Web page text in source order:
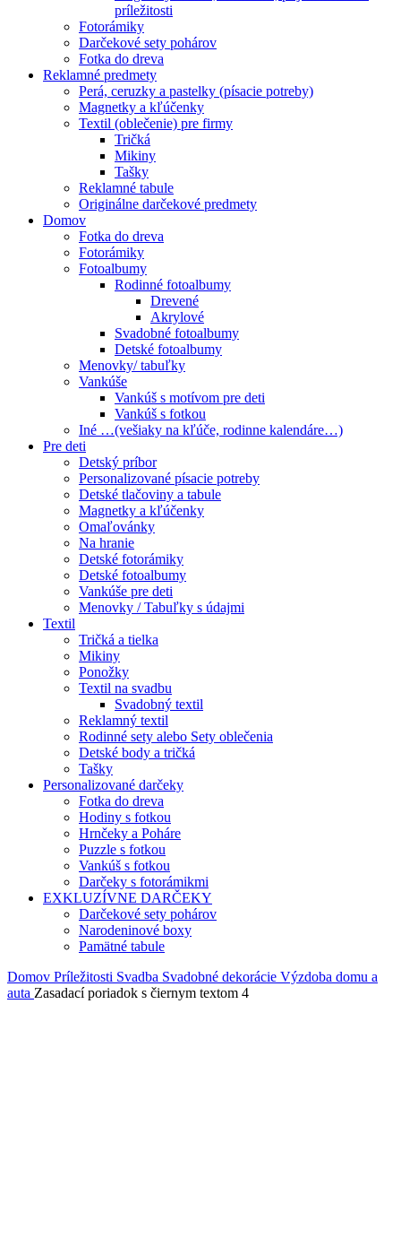
príležitosti
Fotorámiky
Darčekové sety pohárov
Fotka do dreva
Reklamné predmety
Perá, ceruzky a pastelky (písacie potreby)
Magnetky a kľúčenky
Textil (oblečenie) pre firmy
Tričká
Mikiny
Tašky
Reklamné tabule
Originálne darčekové predmety
Domov
Fotka do dreva
Fotorámiky
Fotoalbumy
Rodinné fotoalbumy
Drevené
Akrylové
Svadobné fotoalbumy
Detské fotoalbumy
Menovky/ tabuľky
Vankúše
Vankúš s motívom pre deti
Vankúš s fotkou
Iné …(vešiaky na kľúče, rodinne kalendáre…)
Pre deti
Detský príbor
Personalizované písacie potreby
Detské tlačoviny a tabule
Magnetky a kľúčenky
Omaľovánky
Na hranie
Detské fotorámiky
Detské fotoalbumy
Vankúše pre deti
Menovky / Tabuľky s údajmi
Textil
Tričká a tielka
Mikiny
Ponožky
Textil na svadbu
Svadobný textil
Reklamný textil
Rodinné sety alebo Sety oblečenia
Detské body a tričká
Tašky
Personalizované darčeky
Fotka do dreva
Hodiny s fotkou
Hrnčeky a Poháre
Puzzle s fotkou
Vankúš s fotkou
Darčeky s fotorámikmi
EXKLUZÍVNE DARČEKY
Darčekové sety pohárov
Narodeninové boxy
Pamätné tabule
Domov Príležitosti Svadba Svadobné dekorácie Výzdoba domu a
auta Zasadací poriadok s čiernym textom 4